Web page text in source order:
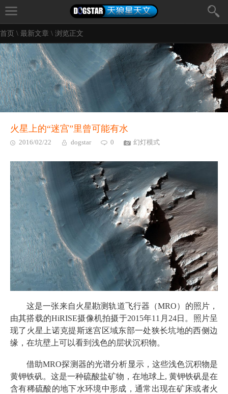
首页\最新文章\ 浏览正文
火星上的“迷宫”里曾可能有水
2016/02/22 dogstar 0 幻灯模式
这是一张来自火星勘测轨道飞行器（MRO）的照片，
由其搭载的HiRISE摄像机拍摄于2015年11月24日。照片呈
现了火星上诺克提斯迷宫区域东部一处狭长坑地的西侧边
缘，在坑壁上可以看到浅色的层状沉积物。
借助MRO探测器的光谱分析显示，这些浅色沉积物是
黄钾铁矾。这是一种硫酸盐矿物，在地球上, 黄钾铁矾是在
含有稀硫酸的地下水环境中形成，通常出现在矿床或者火